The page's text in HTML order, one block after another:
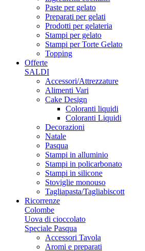
Paste per gelato
Preparati per gelati
Prodotti per gelateria
Stampi per gelato
Stampi per Torte Gelato
Topping
Offerte
SALDI
Accessori/Attrezzature
Alimenti Vari
Cake Design
Coloranti liquidi
Coloranti Liquidi
Decorazioni
Natale
Pasqua
Stampi in alluminio
Stampi in policarbonato
Stampi in silicone
Stoviglie monouso
Tagliapasta/Tagliabiscott
Ricorrenze
Colombe
Uova di cioccolato
Speciale Pasqua
Accessori Tavola
Aromi e preparati